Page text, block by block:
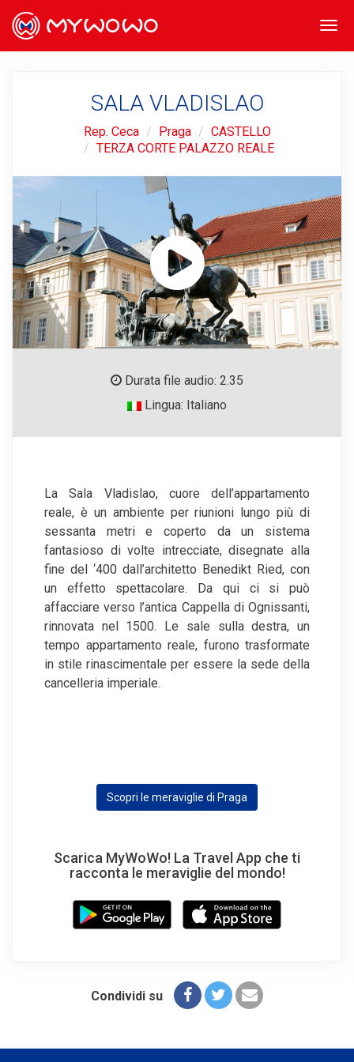
SALA VLADISLAO
Rep. Ceca Praga
CASTELLO
TERZA CORTE PALAZZO REALE
Durata file audio: 2.35
Lingua: Italiano
La Sala Vladislao, cuore dell’appartamento
reale, è un ambiente per riunioni lungo più di
sessanta metri e coperto da un sistema
fantasioso di volte intrecciate, disegnate alla
fine del ‘400 dall’architetto Benedikt Ried, con
un effetto spettacolare. Da qui ci si può
affacciare verso l’antica Cappella di Ognissanti,
rinnovata nel 1500. Le sale sulla destra, un
tempo appartamento reale, furono trasformate
in stile rinascimentale per essere la sede della
cancelleria imperiale.
Scopri le meraviglie di Praga
Scarica MyWoWo! La Travel App che ti
racconta le meraviglie del mondo!
Condividi su